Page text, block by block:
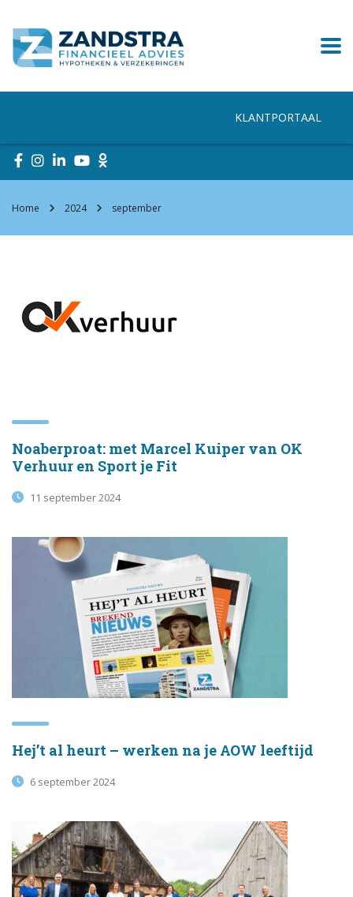
KLANTPORTAAL
Home 2024 september
Noaberproat: met Marcel Kuiper van OK
Verhuur en Sport je Fit
11 september 2024
Hej’t al heurt – werken na je AOW leeftijd
6 september 2024